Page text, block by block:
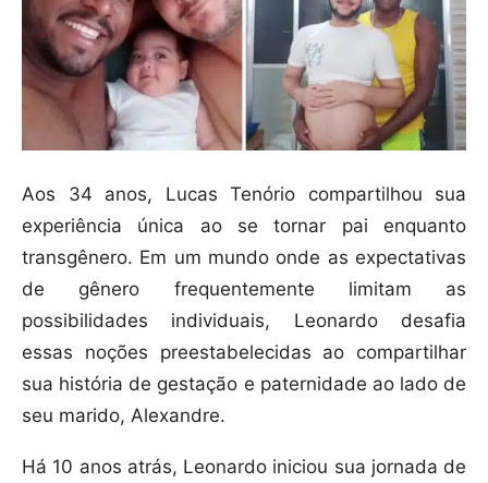
Aos 34 anos, Lucas Tenório compartilhou sua
experiência única ao se tornar pai enquanto
transgênero. Em um mundo onde as expectativas
de gênero frequentemente limitam as
possibilidades individuais, Leonardo desafia
essas noções preestabelecidas ao compartilhar
sua história de gestação e paternidade ao lado de
seu marido, Alexandre.
Há 10 anos atrás, Leonardo iniciou sua jornada de